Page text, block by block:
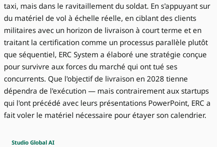
taxi, mais dans le ravitaillement du soldat. En s'appuyant sur
du matériel de vol à échelle réelle, en ciblant des clients
militaires avec un horizon de livraison à court terme et en
traitant la certification comme un processus parallèle plutôt
que séquentiel, ERC System a élaboré une stratégie conçue
pour survivre aux forces du marché qui ont tué ses
concurrents. Que l'objectif de livraison en 2028 tienne
dépendra de l'exécution — mais contrairement aux startups
qui l'ont précédé avec leurs présentations PowerPoint, ERC a
fait voler le matériel nécessaire pour étayer son calendrier.
Studio Global AI